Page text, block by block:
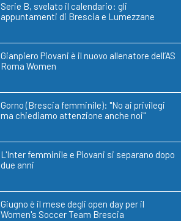
Serie B, svelato il calendario: gli
appuntamenti di Brescia e Lumezzane
Gianpiero Piovani è il nuovo allenatore dell’AS
Roma Women
Gorno (Brescia femminile): "No ai privilegi
ma chiediamo attenzione anche noi"
L'Inter femminile e Piovani si separano dopo
due anni
Giugno è il mese degli open day per il
Women's Soccer Team Brescia